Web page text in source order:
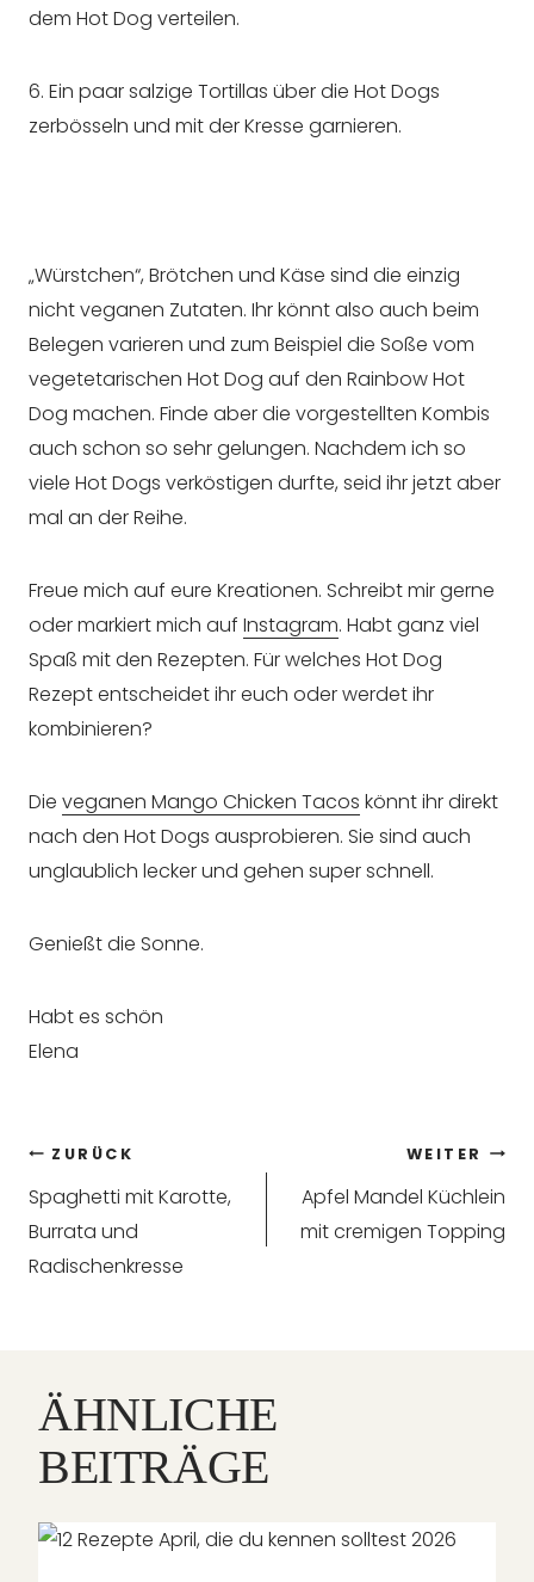
dem Hot Dog verteilen.
6. Ein paar salzige Tortillas über die Hot Dogs
zerbösseln und mit der Kresse garnieren.
„Würstchen“, Brötchen und Käse sind die einzig
nicht veganen Zutaten. Ihr könnt also auch beim
Belegen varieren und zum Beispiel die Soße vom
vegetetarischen Hot Dog auf den Rainbow Hot
Dog machen. Finde aber die vorgestellten Kombis
auch schon so sehr gelungen. Nachdem ich so
viele Hot Dogs verköstigen durfte, seid ihr jetzt aber
mal an der Reihe.
Freue mich auf eure Kreationen. Schreibt mir gerne
oder markiert mich auf Instagram. Habt ganz viel
Spaß mit den Rezepten. Für welches Hot Dog
Rezept entscheidet ihr euch oder werdet ihr
kombinieren?
Die veganen Mango Chicken Tacos könnt ihr direkt
nach den Hot Dogs ausprobieren. Sie sind auch
unglaublich lecker und gehen super schnell.
Genießt die Sonne.
Habt es schön
Elena
Beitragsnavigation
ZURÜCK
Spaghetti mit Karotte,
Burrata und
Radischenkresse
WEITER
Apfel Mandel Küchlein
mit cremigen Topping
ÄHNLICHE
BEITRÄGE